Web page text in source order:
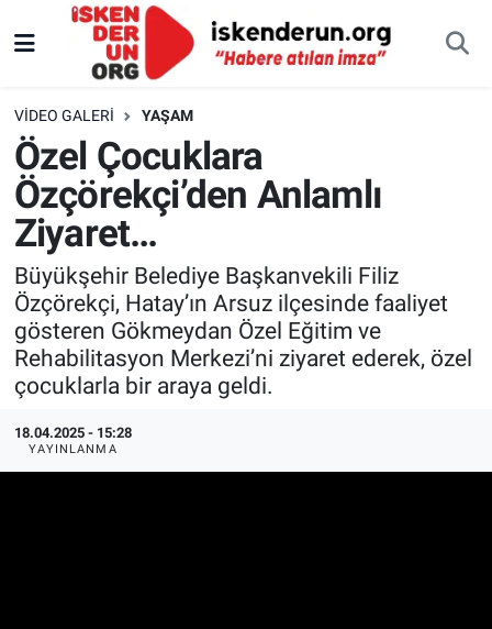
VIDEO GALERI YAŞAM
Özel Çocuklara
Özçörekçi’den Anlamlı
Ziyaret…
Büyükşehir Belediye Başkanvekili Filiz
Özçörekçi, Hatay’ın Arsuz ilçesinde faaliyet
gösteren Gökmeydan Özel Eğitim ve
Rehabilitasyon Merkezi’ni ziyaret ederek, özel
çocuklarla bir araya geldi.
18.04.2025 - 15:28
YAYINLANMA